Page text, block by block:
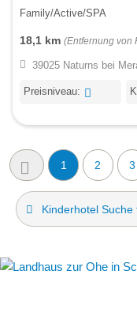
Family/Active/SPA
18,1 km (Entfernung von
39025 Naturns bei
Preisniveau:
1 2 3
Kinderhotel Suche